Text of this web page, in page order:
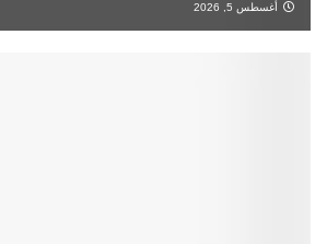
أغسطس 5, 2026